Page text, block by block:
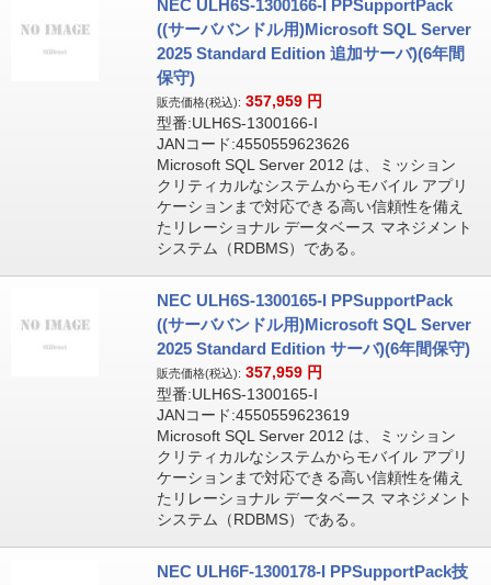
NEC ULH6S-1300166-I PPSupportPack
((サーババンドル用)Microsoft SQL Server
2025 Standard Edition 追加サーバ)(6年間
保守)
販売価格(税込): 357,959 円
型番:ULH6S-1300166-I
JANコード:4550559623626
Microsoft SQL Server 2012 は、ミッション
クリティカルなシステムからモバイル アプリ
ケーションまで対応できる高い信頼性を備え
たリレーショナル データベース マネジメント
システム（RDBMS）である。
NEC ULH6S-1300165-I PPSupportPack
((サーババンドル用)Microsoft SQL Server
2025 Standard Edition サーバ)(6年間保守)
販売価格(税込): 357,959 円
型番:ULH6S-1300165-I
JANコード:4550559623619
Microsoft SQL Server 2012 は、ミッション
クリティカルなシステムからモバイル アプリ
ケーションまで対応できる高い信頼性を備え
たリレーショナル データベース マネジメント
システム（RDBMS）である。
NEC ULH6F-1300178-I PPSupportPack技